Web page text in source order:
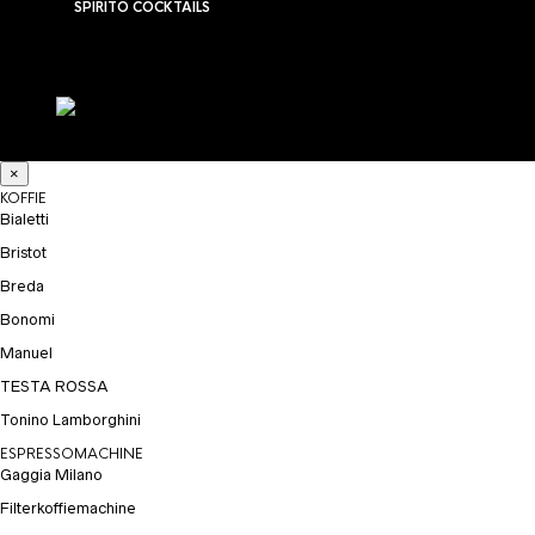
SPIRITO COCKTAILS
×
KOFFIE
Bialetti
Bristot
Breda
Bonomi
Manuel
TESTA ROSSA
Tonino Lamborghini
ESPRESSOMACHINE
Gaggia Milano
Filterkoffiemachine